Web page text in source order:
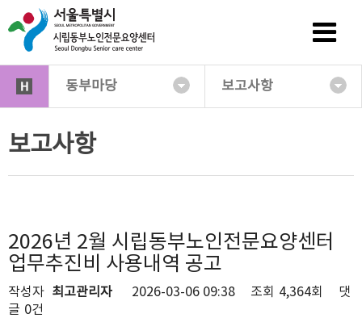
동부마당 보고사항
보고사항
2026년 2월 시립동부노인전문요양센터
업무추진비 사용내역 공고
작성자 최고관리자 2026-03-06 09:38 조회 4,364회
댓
글 0건